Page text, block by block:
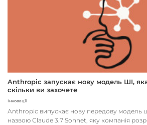
Anthropic запускає нову модель ШІ,
скільки ви захочете
Інновації
Anthropic випускає нову передову модель
назвою Claude 3.7 Sonnet, яку компанія